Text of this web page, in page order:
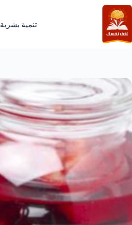
التجاوز
إلى
المحتوى
تنمية بشرية